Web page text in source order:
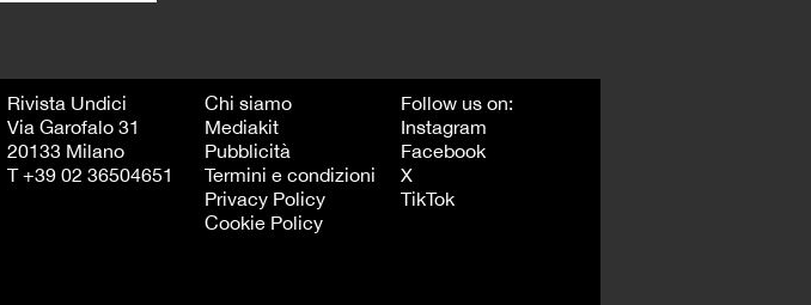
Rivista Undici
Via Garofalo 31
20133 Milano
T +39 02 36504651
Chi siamo
Mediakit
Pubblicità
Termini e condizioni
Privacy Policy
Cookie Policy
Follow us on:
Instagram
Facebook
X
TikTok